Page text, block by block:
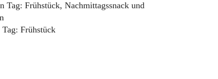
Tag: Frühstück, Nachmittagssnack und
Frühstück